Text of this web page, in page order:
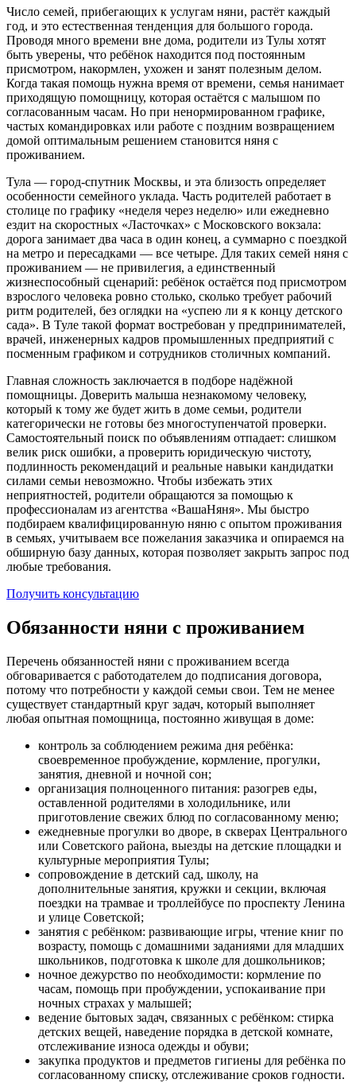
Число семей, прибегающих к услугам няни, растёт каждый
год, и это естественная тенденция для большого города.
Проводя много времени вне дома, родители из Тулы хотят
быть уверены, что ребёнок находится под постоянным
присмотром, накормлен, ухожен и занят полезным делом.
Когда такая помощь нужна время от времени, семья нанимает
приходящую помощницу, которая остаётся с малышом по
согласованным часам. Но при ненормированном графике,
частых командировках или работе с поздним возвращением
домой оптимальным решением становится няня с
проживанием.
Тула — город-спутник Москвы, и эта близость определяет
особенности семейного уклада. Часть родителей работает в
столице по графику «неделя через неделю» или ежедневно
ездит на скоростных «Ласточках» с Московского вокзала:
дорога занимает два часа в один конец, а суммарно с поездкой
на метро и пересадками — все четыре. Для таких семей няня с
проживанием — не привилегия, а единственный
жизнеспособный сценарий: ребёнок остаётся под присмотром
взрослого человека ровно столько, сколько требует рабочий
ритм родителей, без оглядки на «успею ли я к концу детского
сада». В Туле такой формат востребован у предпринимателей,
врачей, инженерных кадров промышленных предприятий с
посменным графиком и сотрудников столичных компаний.
Главная сложность заключается в подборе надёжной
помощницы. Доверить малыша незнакомому человеку,
который к тому же будет жить в доме семьи, родители
категорически не готовы без многоступенчатой проверки.
Самостоятельный поиск по объявлениям отпадает: слишком
велик риск ошибки, а проверить юридическую чистоту,
подлинность рекомендаций и реальные навыки кандидатки
силами семьи невозможно. Чтобы избежать этих
неприятностей, родители обращаются за помощью к
профессионалам из агентства «ВашаНяня». Мы быстро
подбираем квалифицированную няню с опытом проживания
в семьях, учитываем все пожелания заказчика и опираемся на
обширную базу данных, которая позволяет закрыть запрос под
любые требования.
Получить консультацию
Обязанности няни с проживанием
Перечень обязанностей няни с проживанием всегда
обговаривается с работодателем до подписания договора,
потому что потребности у каждой семьи свои. Тем не менее
существует стандартный круг задач, который выполняет
любая опытная помощница, постоянно живущая в доме:
контроль за соблюдением режима дня ребёнка:
своевременное пробуждение, кормление, прогулки,
занятия, дневной и ночной сон;
организация полноценного питания: разогрев еды,
оставленной родителями в холодильнике, или
приготовление свежих блюд по согласованному меню;
ежедневные прогулки во дворе, в скверах Центрального
или Советского района, выезды на детские площадки и
культурные мероприятия Тулы;
сопровождение в детский сад, школу, на
дополнительные занятия, кружки и секции, включая
поездки на трамвае и троллейбусе по проспекту Ленина
и улице Советской;
занятия с ребёнком: развивающие игры, чтение книг по
возрасту, помощь с домашними заданиями для младших
школьников, подготовка к школе для дошкольников;
ночное дежурство по необходимости: кормление по
часам, помощь при пробуждении, успокаивание при
ночных страхах у малышей;
ведение бытовых задач, связанных с ребёнком: стирка
детских вещей, наведение порядка в детской комнате,
отслеживание износа одежды и обуви;
закупка продуктов и предметов гигиены для ребёнка по
согласованному списку, отслеживание сроков годности.